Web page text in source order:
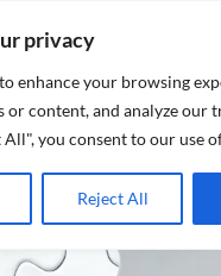
privacy
enhance your browsing
or content, and analyze our
you consent to our use
Reject All